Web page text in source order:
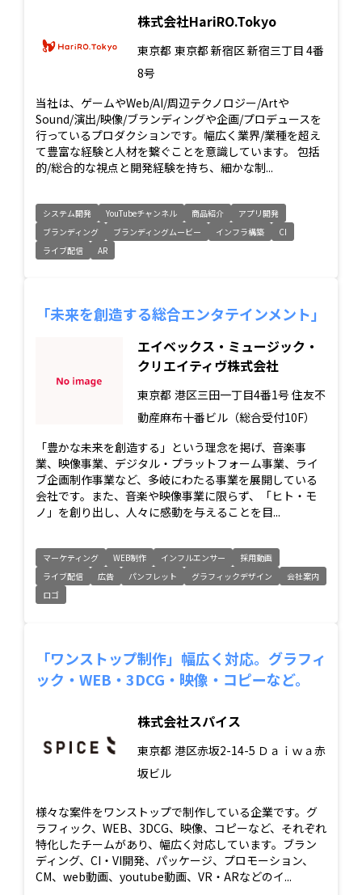
株式会社HariRO.Tokyo
東京都 東京都 新宿区 新宿三丁目 4番
8号
当社は、ゲームやWeb/AI/周辺テクノロジー/Artや
Sound/演出/映像/ブランディングや企画/プロデュースを
行っているプロダクションです。幅広く業界/業種を超え
て豊富な経験と人材を繋ぐことを意識しています。 包括
的/総合的な視点と開発経験を持ち、細かな制...
システム開発 YouTubeチャンネル 商品紹介
アプリ開発
ブランディング
ブランディングムービー インフラ構築
CI
ライブ配信
AR
「未来を創造する総合エンタテインメント」
エイベックス・ミュージック・
クリエイティヴ株式会社
東京都 港区三田一丁目4番1号 住友不
動産麻布十番ビル（総合受付10F）
「豊かな未来を創造する」という理念を掲げ、音楽事
業、映像事業、デジタル・プラットフォーム事業、ライ
ブ企画制作事業など、多岐にわたる事業を展開している
会社です。また、音楽や映像事業に限らず、「ヒト・モ
ノ」を創り出し、人々に感動を与えることを目...
マーケティング WEB制作 インフルエンサー
採用動画
ライブ配信
広告 パンフレット グラフィックデザイン
会社案内
ロゴ
「ワンストップ制作」幅広く対応。グラフィ
ック・WEB・3DCG・映像・コピーなど。
株式会社スパイス
東京都 港区赤坂2-14-5 Ｄａｉｗａ赤
坂ビル
様々な案件をワンストップで制作している企業です。グ
ラフィック、WEB、3DCG、映像、コピーなど、それぞれ
特化したチームがあり、幅広く対応しています。ブラン
ディング、CI・VI開発、パッケージ、プロモーション、
CM、web動画、youtube動画、VR・ARなどのイ...